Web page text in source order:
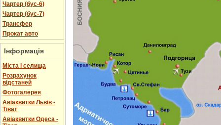
Чартер (бус-6)
Чартер (бус-7)
Трансфер
Прокат авто
Інформація
Міста і селища
Розрахунок
відстаней
Фотогалерея
Авіаквитки Львів -
Тіват
Авіаквитки Одеса -